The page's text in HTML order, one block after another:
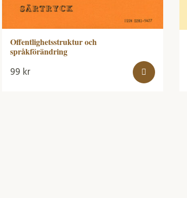
Offentlighetsstruktur och
språkförändring
99 kr